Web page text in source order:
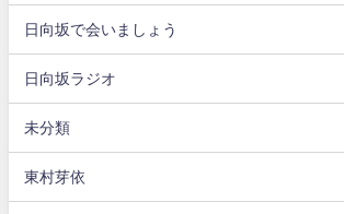
日向坂で会いましょう
日向坂ラジオ
未分類
東村芽依